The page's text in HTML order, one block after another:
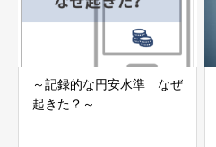
～記録的な円安水準 なぜ
起きた？～